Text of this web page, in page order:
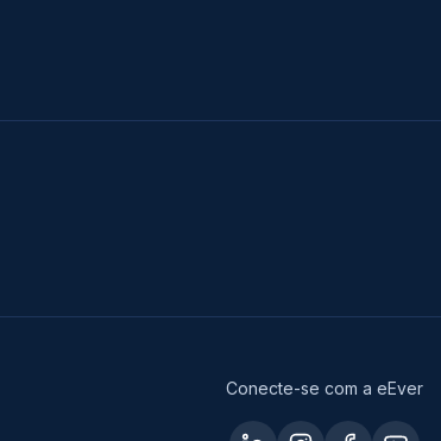
Conecte-se com a eEver